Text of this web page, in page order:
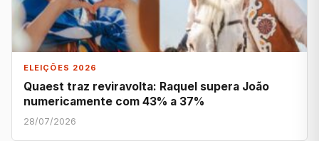
ELEIÇÕES 2026
Quaest traz reviravolta: Raquel supera João
numericamente com 43% a 37%
28/07/2026